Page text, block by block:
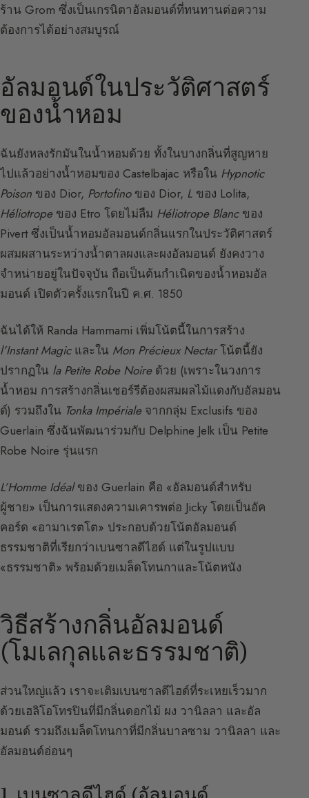
ร้าน Grom ซึ่งเป็นเกรนิตาอัลมอนด์ที่ทนทานต่อความ
ต้องการได้อย่างสมบูรณ์
อัลมอนด์ในประวัติศาสตร์
ของน้ำหอม
ฉันยังหลงรักมันในน้ำหอมด้วย ทั้งในบางกลิ่นที่สูญหาย
ไปแล้วอย่างน้ำหอมของ Castelbajac หรือใน Hypnotic
Poison ของ Dior, Portofinoของ Dior, L ของ Lolita,
Héliotropeของ Etro โดยไม่ลืม Héliotrope Blancของ
Pivert ซึ่งเป็นน้ำหอมอัลมอนด์กลิ่นแรกในประวัติศาสตร์
ผสมผสานระหว่างน้ำตาลผงและผงอัลมอนด์ ยังคงวาง
จำหน่ายอยู่ในปัจจุบัน ถือเป็นต้นกำเนิดของน้ำหอมอัล
มอนด์ เปิดตัวครั้งแรกในปี ค.ศ. 1850
ฉันได้ให้ Randa Hammami เพิ่มโน้ตนี้ในการสร้าง
l’Instant Magicและใน Mon Précieux Nectarโน้ตนี้ยัง
ปรากฏใน la Petite Robe Noireด้วย (เพราะในวงการ
น้ำหอม การสร้างกลิ่นเชอร์รีต้องผสมผลไม้แดงกับอัลมอน
ด์) รวมถึงใน Tonka Impérialeจากกลุ่ม Exclusifs ของ
Guerlain ซึ่งฉันพัฒนาร่วมกับ Delphine Jelk เป็น Petite
Robe Noire รุ่นแรก
L’Homme Idéalของ Guerlain คือ «อัลมอนด์สำหรับ
ผู้ชาย» เป็นการแสดงความเคารพต่อ Jicky โดยเป็นอัค
คอร์ด «อามาเรตโต» ประกอบด้วยโน้ตอัลมอนด์
ธรรมชาติที่เรียกว่าเบนซาลดีไฮด์ แต่ในรูปแบบ
«ธรรมชาติ» พร้อมด้วยเมล็ดโทนกาและโน้ตหนัง
วิธีสร้างกลิ่นอัลมอนด์
(โมเลกุลและธรรมชาติ)
ส่วนใหญ่แล้ว เราจะเติมเบนซาลดีไฮด์ที่ระเหยเร็วมาก
ด้วยเฮลิโอโทรปินที่มีกลิ่นดอกไม้ ผง วานิลลา และอัล
มอนด์ รวมถึงเมล็ดโทนกาที่มีกลิ่นบาลซาม วานิลลา และ
อัลมอนด์อ่อนๆ